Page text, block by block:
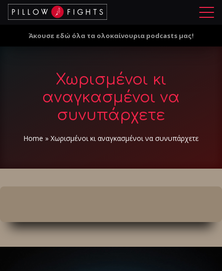
Μ
ο
Άκουσε εδώ όλα τα ολοκαίνουρια podcasts μας!
Χωρισμένοι κι
αναγκασμένοι να
συνυπάρχετε
Home » Χωρισμένοι κι αναγκασμένοι να συνυπάρχετε